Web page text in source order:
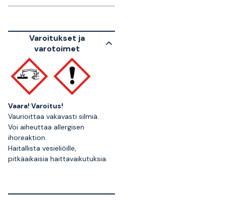
Varoitukset ja
varotoimet
Vaara! Varoitus!
Vaurioittaa vakavasti silmiä.
Voi aiheuttaa allergisen
ihoreaktion.
Haitallista vesieliöille,
pitkäaikaisia haittavaikutuksia.